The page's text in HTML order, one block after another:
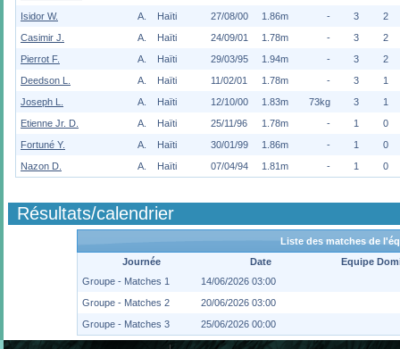
Isidor W.
A. Haïti 27/08/00 1.86m - 3
2
Casimir J.
A. Haïti 24/09/01 1.78m - 3
2
Pierrot F.
A. Haïti 29/03/95 1.94m - 3
2
Deedson L.
A. Haïti 11/02/01 1.78m - 3
1
Joseph L.
A. Haïti 12/10/00 1.83m 73kg 3
1
Etienne Jr. D.
A. Haïti 25/11/96 1.78m - 1
0
Fortuné Y.
A. Haïti 30/01/99 1.86m - 1
0
Nazon D.
A. Haïti 07/04/94 1.81m - 1 0
Résultats/calendrier
Liste des matches de
Journée
Date
Equipe
Groupe - Matches 1
14/06/2026 03:00
Groupe - Matches 2
20/06/2026 03:00
Groupe - Matches 3
25/06/2026 00:00